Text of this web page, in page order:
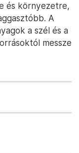
és környezetre,
A
a szél és a
messze